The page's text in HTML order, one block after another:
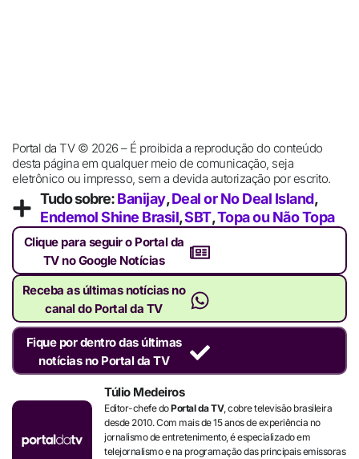
Portal da TV © 2026 – É proibida a reprodução do conteúdo
desta página em qualquer meio de comunicação, seja
eletrônico ou impresso, sem a devida autorização por escrito.
Tudo sobre:Banijay,Deal or No Deal Island,
Endemol Shine Brasil,SBT,Topa ou Não Topa
Clique para seguir o Portal da
TV no Google Notícias
Receba as últimas notícias no
canal do Portal da TV
Fique por dentro das últimas
notícias no Portal da TV
Túlio Medeiros
Editor-chefe doPortal da TV, cobre televisão brasileira
desde 2010. Com mais de 15 anos de experiência no
jornalismo de entretenimento, é especializado em
telejornalismo e na programação das principais emissoras